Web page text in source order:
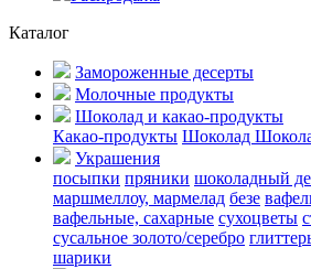
Каталог
Замороженные десерты
Молочные продукты
Шоколад и какао-продукты
Какао-продукты Шоколад
Украшения
посыпки пряники шоколадный
маршмеллоу, мармелад безе
вафельные, сахарные сухоцветы
сусальное золото/серебро
шарики